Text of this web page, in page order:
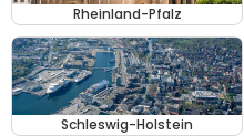
Rheinland-Pfalz
Schleswig-Holstein